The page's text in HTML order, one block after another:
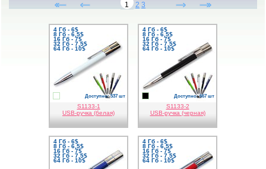
1 2 3
S1133-1
USB-ручка (белая)
белый Доступно: 537 шт
4 Гб - 6$
8 Гб - 6,5$
16 Гб - 7$
32 Гб - 7,5$
64 Гб - 10$
S1133-2
USB-ручка (черная)
черный Доступно: 667 шт
4 Гб - 6$
8 Гб - 6,5$
16 Гб - 7$
32 Гб - 7,5$
64 Гб - 10$
4 Гб - 6$
8 Гб - 6,5$
16 Гб - 7$
32 Гб - 7,5$
64 Гб - 10$
4 Гб - 6$
8 Гб - 6,5$
16 Гб - 7$
32 Гб - 7,5$
64 Гб - 10$